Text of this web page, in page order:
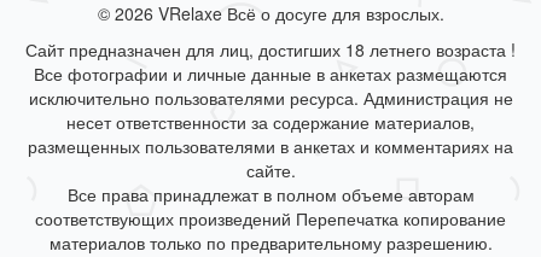
© 2026 VRelaxe Всё о досуге для взрослых.
Сайт предназначен для лиц, достигших 18 летнего возраста !
Все фотографии и личные данные в анкетах размещаются
исключительно пользователями ресурса. Администрация не
несет ответственности за содержание материалов,
размещенных пользователями в анкетах и комментариях на
сайте.
Все права принадлежат в полном объеме авторам
соответствующих произведений Перепечатка копирование
материалов только по предварительному разрешению.